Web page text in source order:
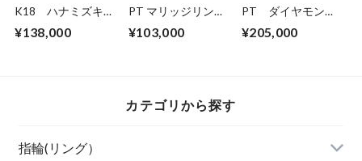
K18 ハナミズキペ
¥138,000
PT マリッジリング
¥103,000
PT ダイヤモンド
¥205,000
カテゴリから探す
指輪(リング）